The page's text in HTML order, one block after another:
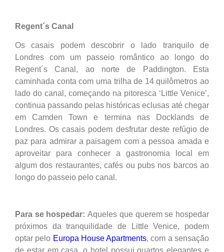
Regent´s Canal
Os casais podem descobrir o lado tranquilo de
Londres com um passeio romântico ao longo do
Regent´s Canal, ao norte de Paddington. Esta
caminhada conta com uma trilha de 14 quilômetros ao
lado do canal, começando na pitoresca ‘Little Venice’,
continua passando pelas históricas eclusas até chegar
em Camden Town e termina nas Docklands de
Londres. Os casais podem desfrutar deste refúgio de
paz para admirar a paisagem com a pessoa amada e
aproveitar para conhecer a gastronomia local em
algum dos restaurantes, cafés ou pubs nos barcos ao
longo do passeio pelo canal.
Para se hospedar:Aqueles que querem se hospedar
próximos da tranquilidade de Little Venice, podem
optar pelo Europa House Apartments, com a sensação